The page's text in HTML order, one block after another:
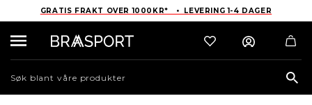
GRATIS FRAKT OVER 1000KR* • LEVERING 1-4 DAGER